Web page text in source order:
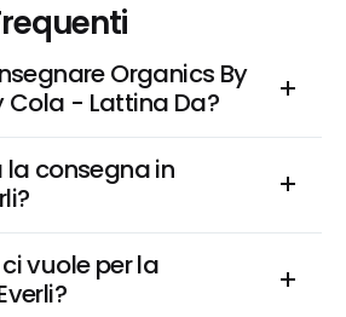
Organics By
Cola - Lattina Da?
consegna in
vuole per la